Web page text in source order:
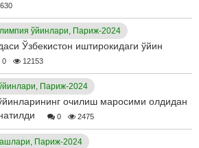
ўйинлари, Париж-2024
Ўзбекистон иштирокидаги ўйин
0 12153
Париж-2024
очилиш маросими олдидан
0 2475
Париж-2024